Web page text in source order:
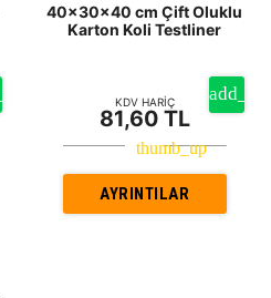
40x30x40 cm Çift Oluklu
Karton Koli Testliner
KDV HARİÇ
81,60 TL
AYRINTILAR